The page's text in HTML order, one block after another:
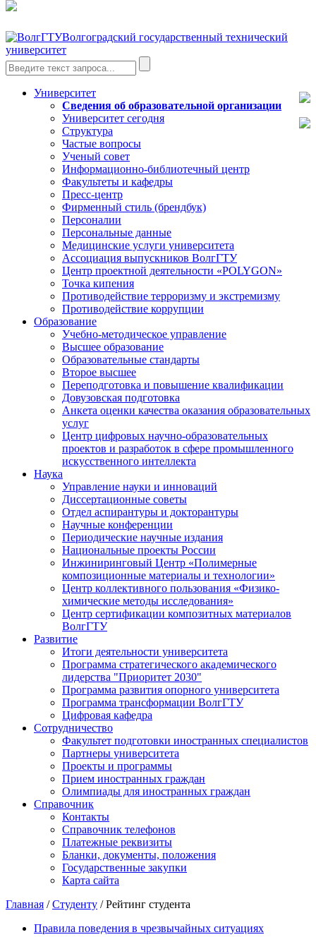
Волгоградский государственный технический
университет
Университет
Сведения об образовательной организации
Университет сегодня
Структура
Частые вопросы
Ученый совет
Информационно-библиотечный центр
Факультеты и кафедры
Пресс-центр
Фирменный стиль (брендбук)
Персоналии
Персональные данные
Медицинские услуги университета
Ассоциация выпускников ВолгГТУ
Центр проектной деятельности «POLYGON»
Точка кипения
Противодействие терроризму и экстремизму
Противодействие коррупции
Образование
Учебно-методическое управление
Высшее образование
Образовательные стандарты
Второе высшее
Переподготовка и повышение квалификации
Довузовская подготовка
Анкета оценки качества оказания образовательных
услуг
Центр цифровых научно-образовательных
проектов и разработок в сфере промышленного
искусственного интеллекта
Наука
Управление науки и инноваций
Диссертационные советы
Отдел аспирантуры и докторантуры
Научные конференции
Периодические научные издания
Национальные проекты России
Инжиниринговый Центр «Полимерные
композиционные материалы и технологии»
Центр коллективного пользования «Физико-
химические методы исследования»
Центр сертификации композитных материалов
ВолгГТУ
Развитие
Итоги деятельности университета
Программа стратегического академического
лидерства "Приоритет 2030"
Программа развития опорного университета
Программа трансформации ВолгГТУ
Цифровая кафедра
Сотрудничество
Факультет подготовки иностранных специалистов
Партнеры университета
Проекты и программы
Прием иностранных граждан
Олимпиады для иностранных граждан
Справочник
Контакты
Справочник телефонов
Платежные реквизиты
Бланки, документы, положения
Государственные закупки
Карта сайта
Главная /Студенту / Рейтинг студента
Правила поведения в чрезвычайных ситуациях